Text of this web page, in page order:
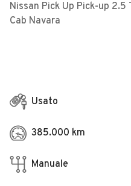
Nissan Pick Up Pick-up
Cab Navara
Usato
385.000 km
Manuale